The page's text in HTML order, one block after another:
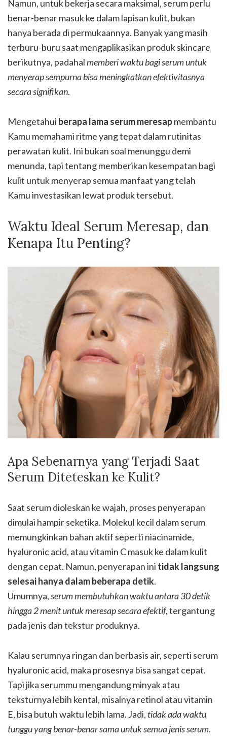
Namun, untuk bekerja secara maksimal, serum perlu
benar-benar masuk ke dalam lapisan kulit, bukan
hanya berada di permukaannya. Banyak yang masih
terburu-buru saat mengaplikasikan produk skincare
berikutnya, padahalmemberi waktu bagi serum untuk
menyerap sempurna bisa meningkatkan efektivitasnya
secara signifikan.
Mengetahui berapa lama serum meresapmembantu
Kamu memahami ritme yang tepat dalam rutinitas
perawatan kulit. Ini bukan soal menunggu demi
menunda, tapi tentang memberikan kesempatan bagi
kulit untuk menyerap semua manfaat yang telah
Kamu investasikan lewat produk tersebut.
Waktu Ideal Serum Meresap, dan
Kenapa Itu Penting?
Apa Sebenarnya yang Terjadi Saat
Serum Diteteskan ke Kulit?
Saat serum dioleskan ke wajah, proses penyerapan
dimulai hampir seketika. Molekul kecil dalam serum
memungkinkan bahan aktif seperti niacinamide,
hyaluronic acid, atau vitamin C masuk ke dalam kulit
dengan cepat. Namun, penyerapan ini tidak langsung
selesai hanya dalam beberapa detik.
Umumnya,serum membutuhkan waktu antara 30 detik
hingga 2 menit untuk meresap secara efektif, tergantung
pada jenis dan tekstur produknya.
Kalau serumnya ringan dan berbasis air, seperti serum
hyaluronic acid, maka prosesnya bisa sangat cepat.
Tapi jika serummu mengandung minyak atau
teksturnya lebih kental, misalnya retinol atau vitamin
E, bisa butuh waktu lebih lama. Jadi, tidak ada waktu
tunggu yang benar-benar sama untuk semua jenis serum.